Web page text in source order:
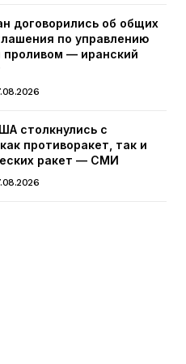
договорились об общих
по управлению
проливом — иранский
столкнулись с
противоракет, так и
ракет — СМИ